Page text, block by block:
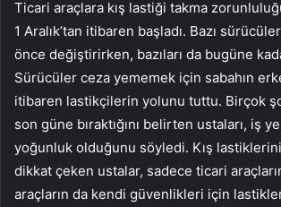
Ticari araçlara kış lastiği takma
1 Aralık’tan itibaren başladı. Bazı
önce değiştirirken, bazıları da bugüne
Sürücüler ceza yememek için sabahın
itibaren lastikçilerin yolunu tuttu. Birçok
son güne bıraktığını belirten ustaları, iş
yoğunluk olduğunu söyledi. Kış
dikkat çeken ustalar, sadece ticari
araçların da kendi güvenlikleri için